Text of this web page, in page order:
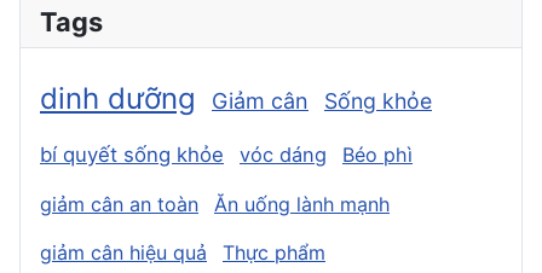
Tags
dinh dưỡng Giảm cân Sống khỏe
bí quyết sống khỏe vóc dáng Béo phì
giảm cân an toàn
Ăn uống lành mạnh
giảm cân hiệu quả
Thực phẩm